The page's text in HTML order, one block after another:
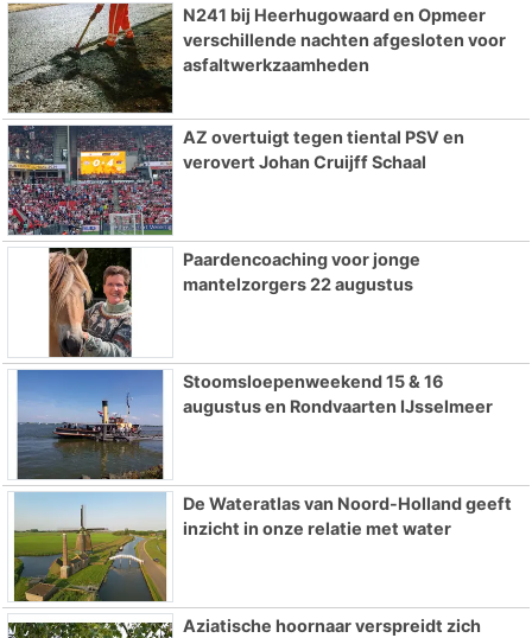
N241 bij Heerhugowaard en Opmeer
verschillende nachten afgesloten voor
asfaltwerkzaamheden
AZ overtuigt tegen tiental PSV en
verovert Johan Cruijff Schaal
Paardencoaching voor jonge
mantelzorgers 22 augustus
Stoomsloepenweekend 15 & 16
augustus en Rondvaarten IJsselmeer
De Wateratlas van Noord-Holland geeft
inzicht in onze relatie met water
Aziatische hoornaar verspreidt zich